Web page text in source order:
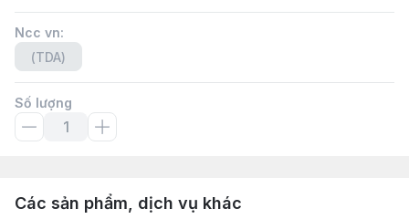
Ncc vn:
(TDA)
Số lượng
Các sản phẩm, dịch vụ khác